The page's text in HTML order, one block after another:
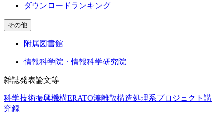
ダウンロードランキング
その他
附属図書館
情報科学院・情報科学研究院
雑誌発表論文等
科学技術振興機構ERATO湊離散構造処理系プロジェクト講
究録